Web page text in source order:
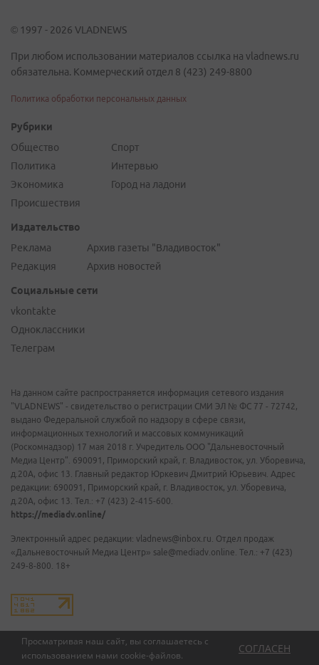
Просматривая наш сайт, вы соглашаетесь с
использованием нами cookie-файлов.
СОГЛАСЕН
© 1997 - 2026 VLADNEWS
При любом использовании материалов ссылка на vladnews.ru
обязательна. Коммерческий отдел 8 (423) 249-8800
Политика обработки персональных данных
Рубрики
Общество
Политика
Экономика
Происшествия
Спорт
Интервью
Город на ладони
Издательство
Реклама
Редакция
Архив газеты "Владивосток"
Архив новостей
Социальные сети
vkontakte
Одноклассники
Телеграм
На данном сайте распространяется информация сетевого издания
"VLADNEWS" - свидетельство о регистрации СМИ ЭЛ № ФС 77 - 72742,
выдано Федеральной службой по надзору в сфере связи,
информационных технологий и массовых коммуникаций
(Роскомнадзор) 17 мая 2018 г. Учредитель ООО "Дальневосточный
Медиа Центр". 690091, Приморский край, г. Владивосток, ул. Уборевича,
д.20А, офис 13. Главный редактор Юркевич Дмитрий Юрьевич. Адрес
редакции: 690091, Приморский край, г. Владивосток, ул. Уборевича,
д.20А, офис 13. Тел.: +7 (423) 2-415-600.
https://mediadv.online/
Электронный адрес редакции: vladnews@inbox.ru. Отдел продаж
«Дальневосточный Медиа Центр» sale@mediadv.online. Тел.: +7 (423)
249-8-800. 18+